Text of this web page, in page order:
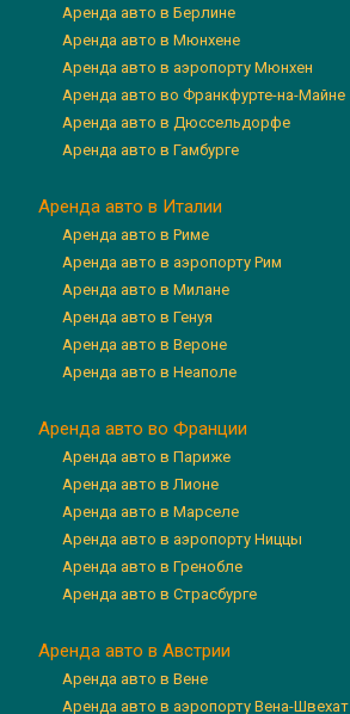
Аренда авто в Берлине
Аренда авто в Мюнхене
Аренда авто в аэропорту Мюнхен
Аренда авто во Франкфурте-на-Майне
Аренда авто в Дюссельдорфе
Аренда авто в Гамбурге
Аренда авто в Италии
Аренда авто в Риме
Аренда авто в аэропорту Рим
Аренда авто в Милане
Аренда авто в Генуя
Аренда авто в Вероне
Аренда авто в Неаполе
Аренда авто во Франции
Аренда авто в Париже
Аренда авто в Лионе
Аренда авто в Марселе
Аренда авто в аэропорту Ниццы
Аренда авто в Гренобле
Аренда авто в Страсбурге
Аренда авто в Австрии
Аренда авто в Вене
Аренда авто в аэропорту Вена-Швехат